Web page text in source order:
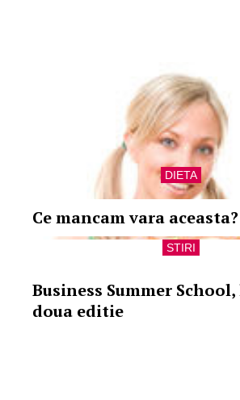
DIETA
Ce mancam vara aceasta?
STIRI
Business Summer
doua editie